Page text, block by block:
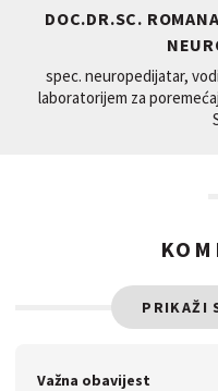
DOC.DR.SC.
spec. neuropedijatar,
laboratorijem za
PRIKAŽI
Važna obavijest